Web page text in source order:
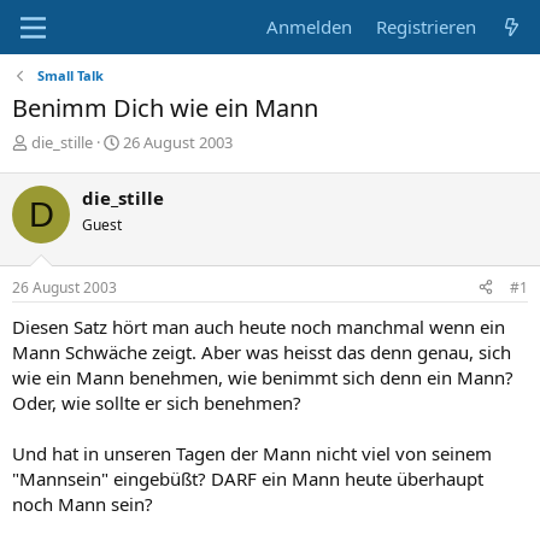
Anmelden Registrieren
Small Talk
Benimm Dich wie ein Mann
E
s
t
e
l
l
e
die_stille
E
t
l
m
26 August 2003
D die_stille
Guest
26 August 2003 #1
Diesen Satz hört man auch heute noch manchmal wenn ein
Mann Schwäche zeigt. Aber was heisst das denn genau, sich
wie ein Mann benehmen, wie benimmt sich denn ein Mann?
Oder, wie sollte er sich benehmen?
Und hat in unseren Tagen der Mann nicht viel von seinem
"Mannsein" eingebüßt? DARF ein Mann heute überhaupt
noch Mann sein?